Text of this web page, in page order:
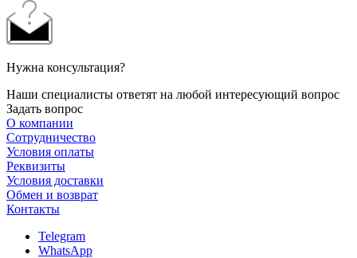
Нужна консультация?
Наши специалисты ответят на любой интересующий вопрос
Задать вопрос
О компании
Сотрудничество
Условия оплаты
Реквизиты
Условия доставки
Обмен и возврат
Контакты
Telegram
WhatsApp